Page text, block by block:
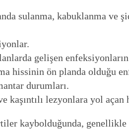
sulanma, kabuklanma ve
gelişen
hissinin ön planda olduğu
durumları.
lezyonlara yol açan
kaybolduğunda,